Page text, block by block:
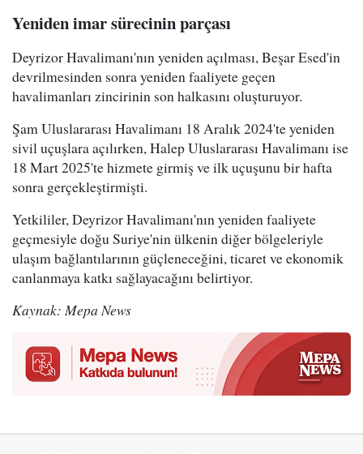
Yeniden imar sürecinin parçası
Deyrizor Havalimanı'nın yeniden açılması, Beşar Esed'in
devrilmesinden sonra yeniden faaliyete geçen
havalimanları zincirinin son halkasını oluşturuyor.
Şam Uluslararası Havalimanı 18 Aralık 2024'te yeniden
sivil uçuşlara açılırken, Halep Uluslararası Havalimanı ise
18 Mart 2025'te hizmete girmiş ve ilk uçuşunu bir hafta
sonra gerçekleştirmişti.
Yetkililer, Deyrizor Havalimanı'nın yeniden faaliyete
geçmesiyle doğu Suriye'nin ülkenin diğer bölgeleriyle
ulaşım bağlantılarının güçleneceğini, ticaret ve ekonomik
canlanmaya katkı sağlayacağını belirtiyor.
Kaynak: Mepa News